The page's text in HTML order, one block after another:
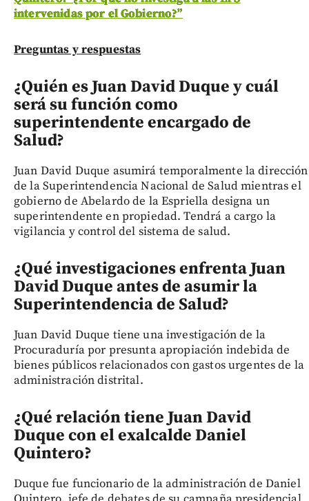
intervenidas por el Gobierno?”
Preguntas y respuestas
¿Quién es Juan David Duque y cuál
será su función como
superintendente encargado de
Salud?
Juan David Duque asumirá temporalmente la dirección
de la Superintendencia Nacional de Salud mientras el
gobierno de Abelardo de la Espriella designa un
superintendente en propiedad. Tendrá a cargo la
vigilancia y control del sistema de salud.
¿Qué investigaciones enfrenta Juan
David Duque antes de asumir la
Superintendencia de Salud?
Juan David Duque tiene una investigación de la
Procuraduría por presunta apropiación indebida de
bienes públicos relacionados con gastos urgentes de la
administración distrital.
¿Qué relación tiene Juan David
Duque con el exalcalde Daniel
Quintero?
Duque fue funcionario de la administración de Daniel